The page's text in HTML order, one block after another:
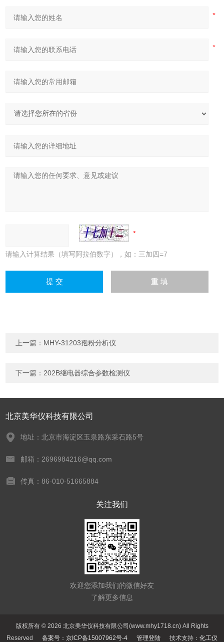
请输入计算结果（填写阿拉伯数字），如：三加四=7
上一篇： MHY-31203孢粉分析仪
下一篇： 202B继电器综合参数检测仪
北京美华仪科技有限公司
地址：北京市海淀区玉泉路东采石路5号
邮箱：2696984216@qq.com
传真：86-010-51665884
关注我们
欢迎您添加我们的微信好友
了解更多信息
版权所有 © 2026 北京美华仪科技有限公司(www.mhy1718.cn) All Rights
Reserved 备案号：京ICP备15007962号-4 管理登陆 技术支持： 化工仪